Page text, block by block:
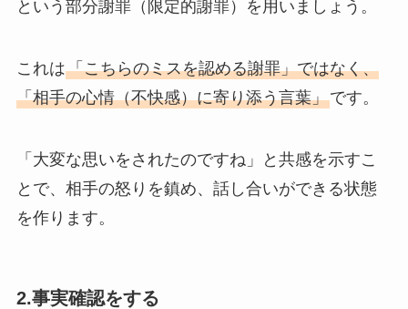
という部分謝罪（限定的謝罪）を用いましょう。
これは「こちらのミスを認める謝罪」ではなく、
「相手の心情（不快感）に寄り添う言葉」です。
「大変な思いをされたのですね」と共感を示すこ
とで、相手の怒りを鎮め、話し合いができる状態
を作ります。
2.事実確認をする